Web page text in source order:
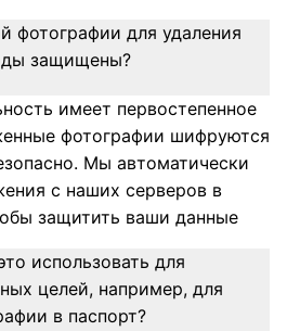
фотографии для удаления
защищены?
имеет первостепенное
фотографии шифруются
Мы автоматически
с наших серверов в
защитить ваши данные
использовать для
целей, например, для
в паспорт?